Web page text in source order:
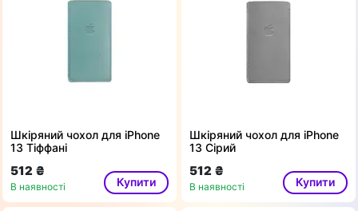
Шкіряний чохол для iPhone
13 Тіффані
512 ₴
В наявності Купити
Шкіряний чохол для iPhone
13 Сірий
512 ₴
В наявності Купити